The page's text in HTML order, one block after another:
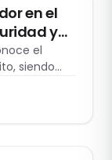
en el
y
el
siendo
de la
y